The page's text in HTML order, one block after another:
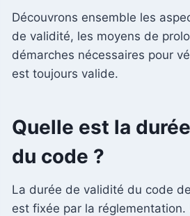
Découvrons ensemble les
de validité, les moyens de
démarches nécessaires pour
est toujours valide.
Quelle est la
du code ?
La durée de validité du code
est fixée par la réglementation.